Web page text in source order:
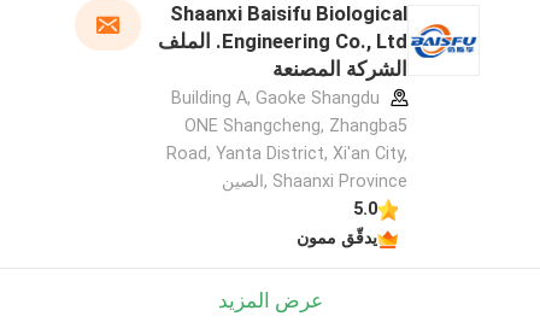
Shaanxi Baisifu Biological
Engineering Co., Ltd. الملف
الشركة المصنعة
Building A, Gaoke Shangdu
ONE Shangcheng, Zhangba5
Road, Yanta District, Xi'an City,
Shaanxi Province ,الصين
5.0
يدقّق ممون
عرض المزيد